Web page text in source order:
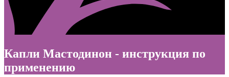
Капли Мастодинон - инструкция по
применению